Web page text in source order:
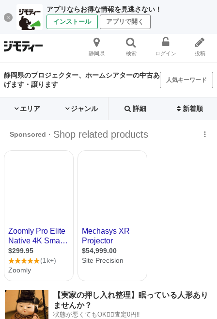
アプリならお得な情報を見逃さない！
インストール アプリで開く
静岡県 検索 ログイン 投稿
静岡県のプロジェクター、ホームシアターの中古あ
げます・譲ります
人気キーワード
エリア ジャンル 詳細 新着順
【実家の押し入れ整理】眠っている人形あり
ませんか？
状態が悪くてもOK🙆‍♀️査定0円‼️